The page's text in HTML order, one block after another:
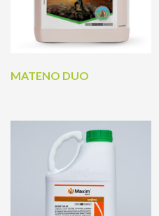
MATENO DUO